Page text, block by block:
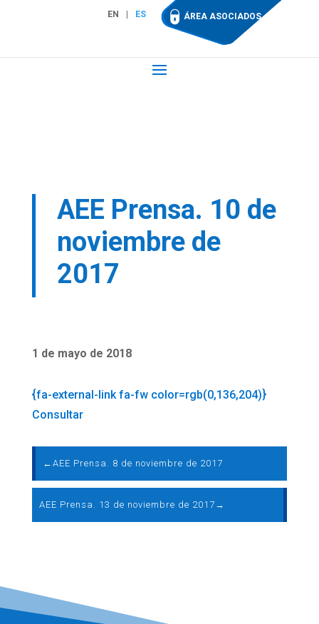
EN ES ÁREA ASOCIADOS
AEE Prensa. 10 de
noviembre de
2017
1 de mayo de 2018
{fa-external-link fa-fw color=rgb(0,136,204)}
Consultar
← AEE Prensa. 8 de noviembre de 2017
AEE Prensa. 13 de noviembre de 2017 →